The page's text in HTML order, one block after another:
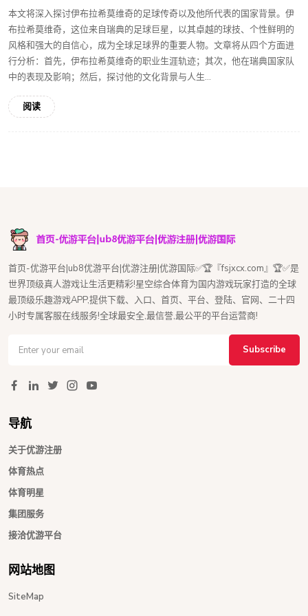
本文将深入探讨伊布拉希莫维奇的足球传奇以及他所代表的国家背景。伊
布拉希莫维奇，这位来自瑞典的足球巨星，以其卓越的球技、个性鲜明的
风格和强大的自信心，成为全球足球界的重要人物。文章将从四个方面进
行分析：首先，伊布拉希莫维奇的职业生涯轨迹；其次，他在瑞典国家队
中的表现及影响；然后，探讨他的文化背景与人生...
阅读
首页-优游平台|ub8优游平台|优游注册|优游国际✅🏆『fsjxcx.com』🏆✅是
世界顶级真人游戏让生活更精彩!星空综合体育为国内游戏玩家打造的全球
最顶级乐趣游戏APP,提供下载、入口、首页、平台、登陆、官网、二十四
小时专属客服在线服务!全球最安全,最信誉,最公平的平台运营商!
Subscribe
导航
关于优游注册
体育热点
体育明星
集团服务
接洽优游平台
网站地图
SiteMap